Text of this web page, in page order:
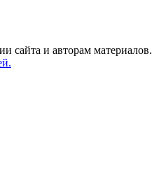
сайта и авторам материалов.